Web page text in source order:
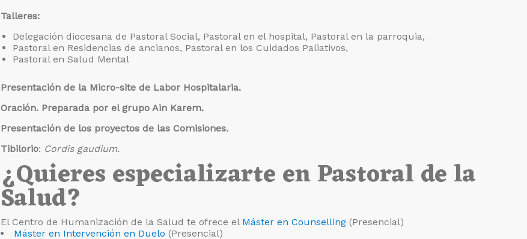
Talleres:
Delegación diocesana de Pastoral Social, Pastoral en el hospital, Pastoral en la parroquia,
Pastoral en Residencias de ancianos, Pastoral en los Cuidados Paliativos,
Pastoral en Salud Mental
Presentación de la Micro-site de Labor Hospitalaria.
Oración. Preparada por el grupo Ain Karem.
Presentación de los proyectos de las Comisiones.
Tibilorio: Cordis gaudium.
¿Quieres especializarte en Pastoral de la
Salud?
El Centro de Humanización de la Salud te ofrece el Máster en Counselling (Presencial)
Máster en Intervención en Duelo (Presencial)